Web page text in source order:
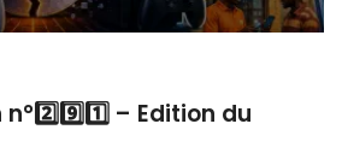
– Edition du